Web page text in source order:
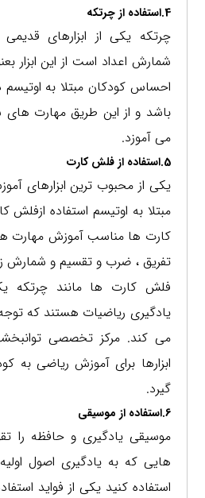
4.استفاده از چرتکه
چرتکه یکی از ابزارهای
شمارش اعداد است از این ابزار
احساس کودکان مبتلا به اوتیسم
باشد و از این طریق مهارت های
می آموزد.
5.استفاده از فلش کارت
یکی از محبوب ترین ابزارهای
مبتلا به اوتیسم استفاده
کارت ها مناسب آموزش مهارت
تفریق ، ضرب و تقسیم و شمارش
فلش کارت ها مانند چرتکه
یادگیری ریاضیات هستند که
می کند. مرکز تخصصی
ابزارها برای آموزش ریاضی به
گیرد.
6.استفاده از موسیقی
موسیقی یادگیری و حافظه را
هایی که به یادگیری اصول
استفاده کنید یکی از فواید